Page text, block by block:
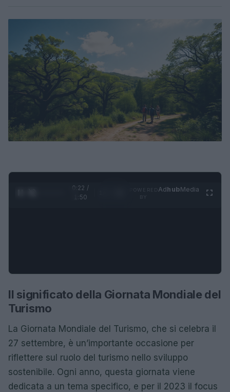
0:23 /
1:50
AdhubMedia
Il significato della Giornata Mondiale del
Turismo
La Giornata Mondiale del Turismo, che si celebra il
27 settembre, è un’importante occasione per
riflettere sul ruolo del turismo nello sviluppo
sostenibile. Ogni anno, questa giornata viene
dedicata a un tema specifico, e per il 2023 il focus